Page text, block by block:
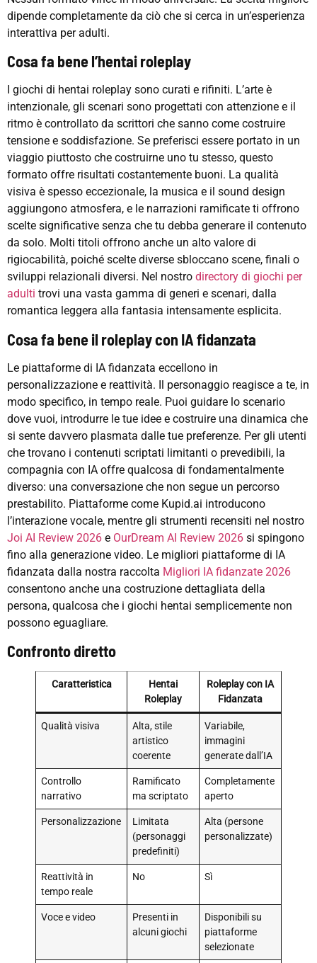
dipende completamente da ciò che si cerca in un’esperienza
interattiva per adulti.
Cosa fa bene l’hentai roleplay
I giochi di hentai roleplay sono curati e rifiniti. L’arte è
intenzionale, gli scenari sono progettati con attenzione e il
ritmo è controllato da scrittori che sanno come costruire
tensione e soddisfazione. Se preferisci essere portato in un
viaggio piuttosto che costruirne uno tu stesso, questo
formato offre risultati costantemente buoni. La qualità
visiva è spesso eccezionale, la musica e il sound design
aggiungono atmosfera, e le narrazioni ramificate ti offrono
scelte significative senza che tu debba generare il contenuto
da solo. Molti titoli offrono anche un alto valore di
rigiocabilità, poiché scelte diverse sbloccano scene, finali o
sviluppi relazionali diversi. Nel nostro directory di giochi per
adulti trovi una vasta gamma di generi e scenari, dalla
romantica leggera alla fantasia intensamente esplicita.
Cosa fa bene il roleplay con IA fidanzata
Le piattaforme di IA fidanzata eccellono in
personalizzazione e reattività. Il personaggio reagisce a te, in
modo specifico, in tempo reale. Puoi guidare lo scenario
dove vuoi, introdurre le tue idee e costruire una dinamica che
si sente davvero plasmata dalle tue preferenze. Per gli utenti
che trovano i contenuti scriptati limitanti o prevedibili, la
compagnia con IA offre qualcosa di fondamentalmente
diverso: una conversazione che non segue un percorso
prestabilito. Piattaforme come Kupid.ai introducono
l’interazione vocale, mentre gli strumenti recensiti nel nostro
Joi AI Review 2026 e OurDream AI Review 2026 si spingono
fino alla generazione video. Le migliori piattaforme di IA
fidanzata dalla nostra raccolta Migliori IA fidanzate 2026
consentono anche una costruzione dettagliata della
persona, qualcosa che i giochi hentai semplicemente non
possono eguagliare.
Confronto diretto
Caratteristica
Hentai
Roleplay
Roleplay con IA
Fidanzata
Qualità visiva
Alta, stile
artistico
coerente
Variabile,
immagini
generate dall’IA
Controllo
narrativo
Ramificato
ma scriptato
Completamente
aperto
Personalizzazione
Limitata
(personaggi
predefiniti)
Alta (persone
personalizzate)
Reattività in
tempo reale
No Sì
Voce e video
Presenti in
alcuni giochi
Disponibili su
piattaforme
selezionate